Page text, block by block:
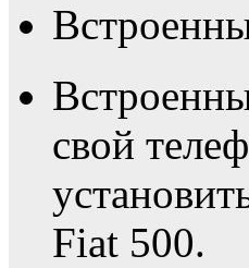
свой
Fiat 500.